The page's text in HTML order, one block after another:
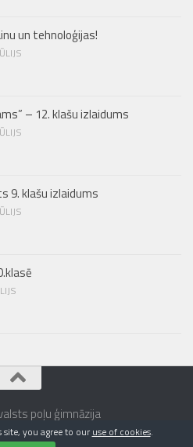
un tehnoloģijas!
– 12. klašu izlaidums
9. klašu izlaidums
poļu ģimnāzija
you agree to our use of cookies.